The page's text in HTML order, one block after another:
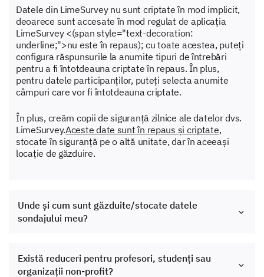
Datele din LimeSurvey nu sunt criptate în mod implicit,
deoarece sunt accesate în mod regulat de aplicația
LimeSurvey <(span style="text-decoration:
underline;">nu este în repaus); cu toate acestea, puteți
configura răspunsurile la anumite tipuri de întrebări
pentru a fi întotdeauna criptate în repaus. În plus,
pentru datele participanților, puteți selecta anumite
câmpuri care vor fi întotdeauna criptate.
În plus, creăm copii de siguranță zilnice ale datelor dvs.
LimeSurvey.Aceste date sunt în repaus și criptate,
stocate în siguranță pe o altă unitate, dar în aceeași
locație de găzduire.
Unde și cum sunt găzduite/stocate datele
sondajului meu?
Există reduceri pentru profesori, studenți sau
organizații non-profit?